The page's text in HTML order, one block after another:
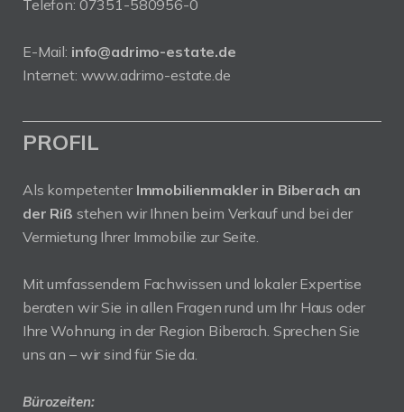
Telefon: 07351-580956-0
E-Mail: info@adrimo-estate.de
Internet: www.adrimo-estate.de
PROFIL
Als kompetenter Immobilienmakler in Biberach an
der Riß stehen wir Ihnen beim Verkauf und bei der
Vermietung Ihrer Immobilie zur Seite.
Mit umfassendem Fachwissen und lokaler Expertise
beraten wir Sie in allen Fragen rund um Ihr Haus oder
Ihre Wohnung in der Region Biberach. Sprechen Sie
uns an – wir sind für Sie da.
Bürozeiten: